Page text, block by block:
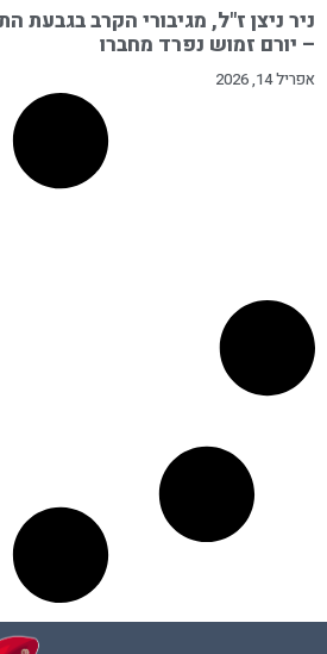
ניר ניצן ז"ל, מגיבורי הקרב בגבעת
– יורם זמוש נפרד מחברו
אפריל 14, 2026